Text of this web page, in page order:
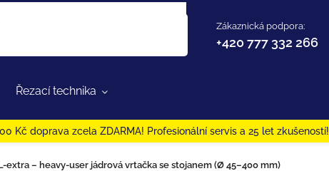
Zákaznická podpora:
+420 777 332 266
Řezací technika
Kč doprava zcela ZDARMA! Profesionální servis a 25 let zkušeností!
extra – heavy-user jádrová vrtačka se stojanem (Ø 45–400 mm)